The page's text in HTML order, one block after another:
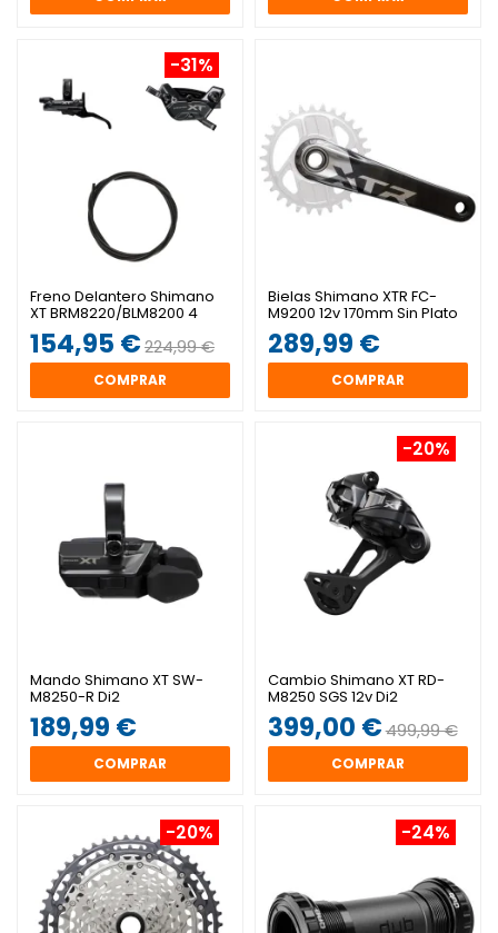
-31%
Freno Delantero Shimano
XT BRM8220/BLM8200 4
Pistones
154,95 €224,99 €
COMPRAR
Bielas Shimano XTR FC-
M9200 12v 170mm Sin Plato
289,99 €
COMPRAR
Mando Shimano XT SW-
M8250-R Di2
189,99 €
COMPRAR
-20%
Cambio Shimano XT RD-
M8250 SGS 12v Di2
399,00 €499,99 €
COMPRAR
-20% -24%